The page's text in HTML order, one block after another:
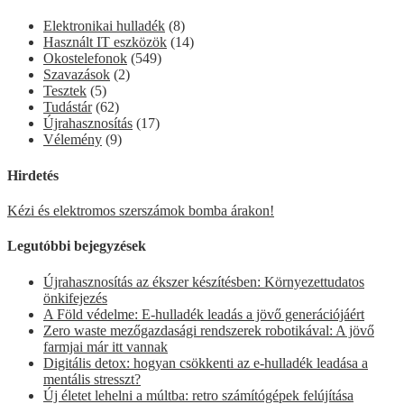
Elektronikai hulladék (8)
Használt IT eszközök (14)
Okostelefonok (549)
Szavazások (2)
Tesztek (5)
Tudástár(62)
Újrahasznosítás (17)
Vélemény (9)
Hirdetés
Kézi és elektromos szerszámok bomba árakon!
Legutóbbi bejegyzések
Újrahasznosítás az ékszer készítésben: Környezettudatos
önkifejezés
A Föld védelme: E-hulladék leadás a jövő generációjáért
Zero waste mezőgazdasági rendszerek robotikával: A jövő
farmjai már itt vannak
Digitális detox: hogyan csökkenti az e-hulladék leadása a
mentális stresszt?
Új életet lehelni a múltba: retro számítógépek felújítása